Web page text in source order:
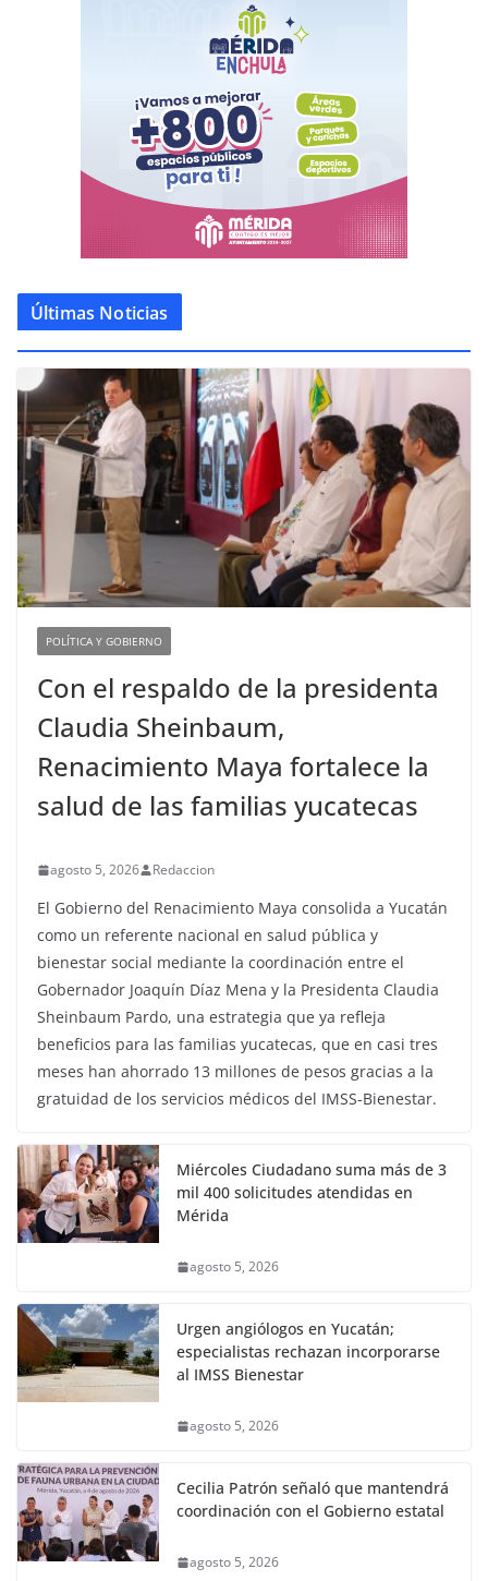
Últimas Noticias
POLÍTICA Y GOBIERNO
Con el respaldo de la presidenta
Claudia Sheinbaum,
Renacimiento Maya fortalece la
salud de las familias yucatecas
agosto 5, 2026 Redaccion
El Gobierno del Renacimiento Maya consolida a Yucatán
como un referente nacional en salud pública y
bienestar social mediante la coordinación entre el
Gobernador Joaquín Díaz Mena y la Presidenta Claudia
Sheinbaum Pardo, una estrategia que ya refleja
beneficios para las familias yucatecas, que en casi tres
meses han ahorrado 13 millones de pesos gracias a la
gratuidad de los servicios médicos del IMSS-Bienestar.
Miércoles Ciudadano suma más de 3
mil 400 solicitudes atendidas en
Mérida
agosto 5, 2026
Urgen angiólogos en Yucatán;
especialistas rechazan incorporarse
al IMSS Bienestar
agosto 5, 2026
Cecilia Patrón señaló que mantendrá
coordinación con el Gobierno estatal
agosto 5, 2026